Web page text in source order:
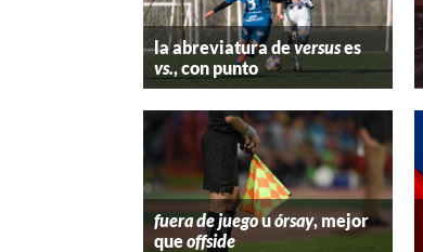
la abreviatura deversuses
vs., con punto
fuera de juegouórsay, mejor
queoffside